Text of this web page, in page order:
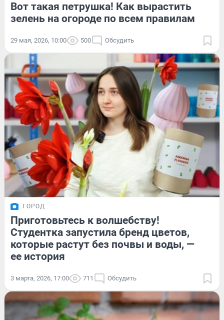
Вот такая петрушка! Как вырастить
зелень на огороде по всем правилам
29 мая, 2026, 10:00 500 Обсудить
ГОРОД
Приготовьтесь к волшебству!
Студентка запустила бренд цветов,
которые растут без почвы и воды, —
ее история
3 марта, 2026, 17:00 711 Обсудить